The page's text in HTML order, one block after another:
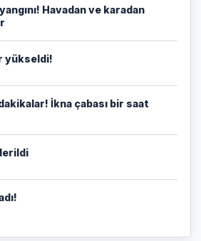
Havadan ve karadan
yükseldi!
İkna çabası bir saat